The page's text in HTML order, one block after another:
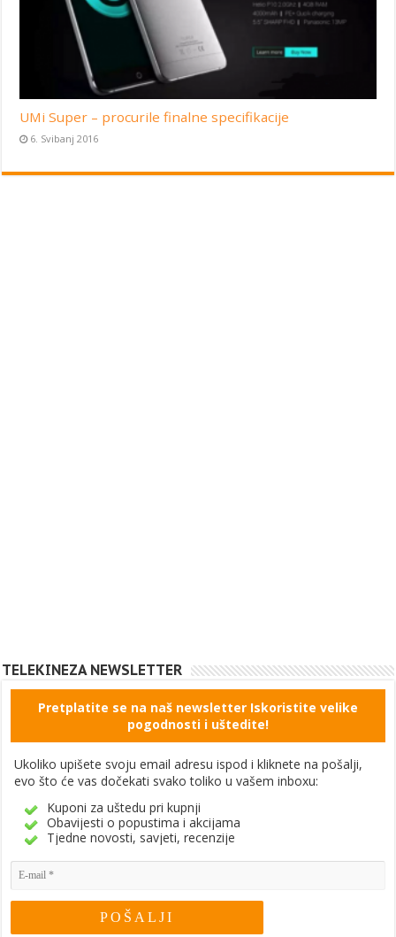
UMi Super – procurile finalne specifikacije
6. Svibanj 2016
TELEKINEZA NEWSLETTER
Pretplatite se na naš newsletter Iskoristite velike
pogodnosti i uštedite!
Ukoliko upišete svoju email adresu ispod i kliknete na pošalji,
evo što će vas dočekati svako toliko u vašem inboxu:
Kuponi za uštedu pri kupnji
Obavijesti o popustima i akcijama
Tjedne novosti, savjeti, recenzije